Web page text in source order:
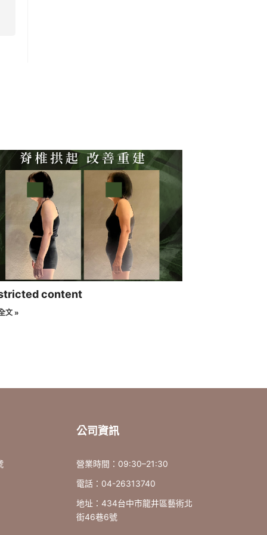
content
文 »
公司資訊
營業時間：09:30–21:30
電話：04-26313740
地址：434台中市龍井區藝術北
街46巷6號